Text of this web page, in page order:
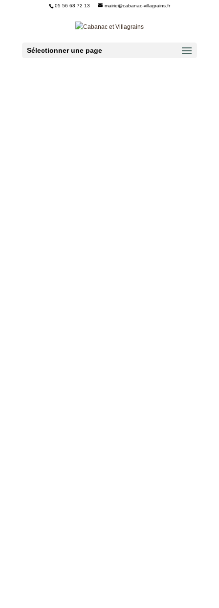
05 56 68 72 13 mairie@cabanac-villagrains.fr
Sélectionner une page